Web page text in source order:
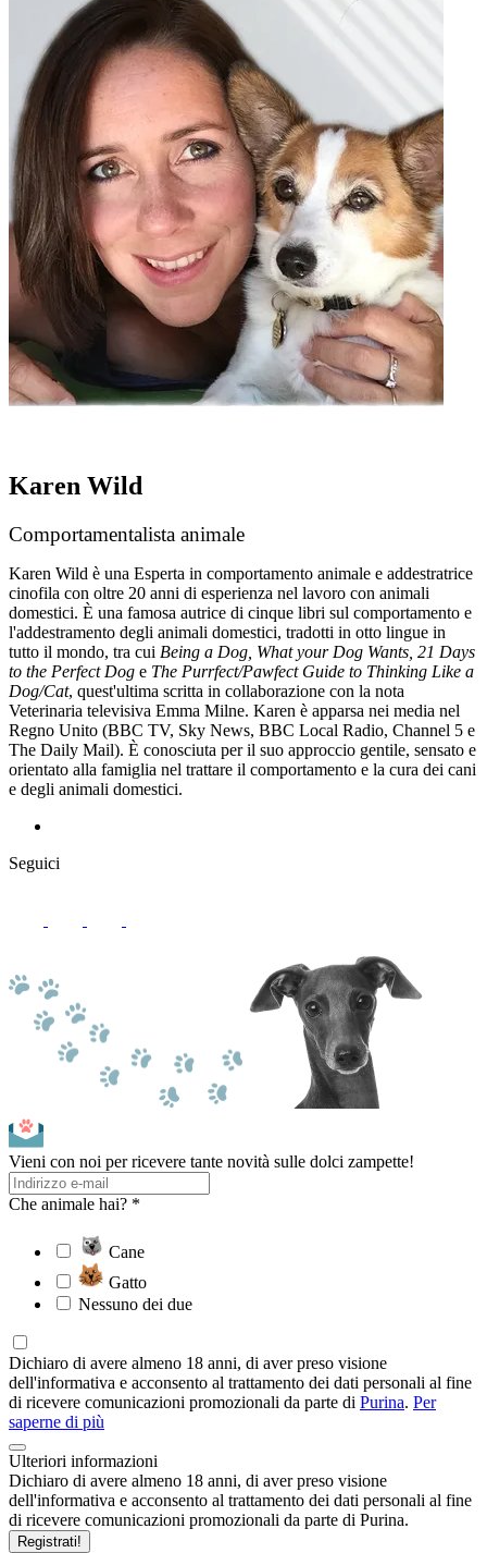
Karen Wild
Comportamentalista animale
Karen Wild è una Esperta in comportamento animale e addestratrice
cinofila con oltre 20 anni di esperienza nel lavoro con animali
domestici. È una famosa autrice di cinque libri sul comportamento e
l'addestramento degli animali domestici, tradotti in otto lingue in
tutto il mondo, tra cui Being a Dog, What your Dog Wants, 21 Days
to the Perfect Dog e The Purrfect/Pawfect Guide to Thinking Like a
Dog/Cat, quest'ultima scritta in collaborazione con la nota
Veterinaria televisiva Emma Milne. Karen è apparsa nei media nel
Regno Unito (BBC TV, Sky News, BBC Local Radio, Channel 5 e
The Daily Mail). È conosciuta per il suo approccio gentile, sensato e
orientato alla famiglia nel trattare il comportamento e la cura dei cani
e degli animali domestici.
Seguici
Vieni con noi per ricevere tante novità sulle dolci zampette!
Che animale hai? *
Cane
Gatto
Nessuno dei due
Dichiaro di avere almeno 18 anni, di aver preso visione
dell'informativa e acconsento al trattamento dei dati personali al fine
di ricevere comunicazioni promozionali da parte di Purina. Per
saperne di più
Ulteriori informazioni
Dichiaro di avere almeno 18 anni, di aver preso visione
dell'informativa e acconsento al trattamento dei dati personali al fine
di ricevere comunicazioni promozionali da parte di Purina.
Registrati!